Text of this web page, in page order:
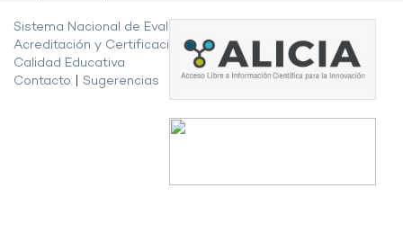
Sistema Nacional de Evaluación,
Acreditación y Certificación de la
Calidad Educativa
Contacto
Sugerencias